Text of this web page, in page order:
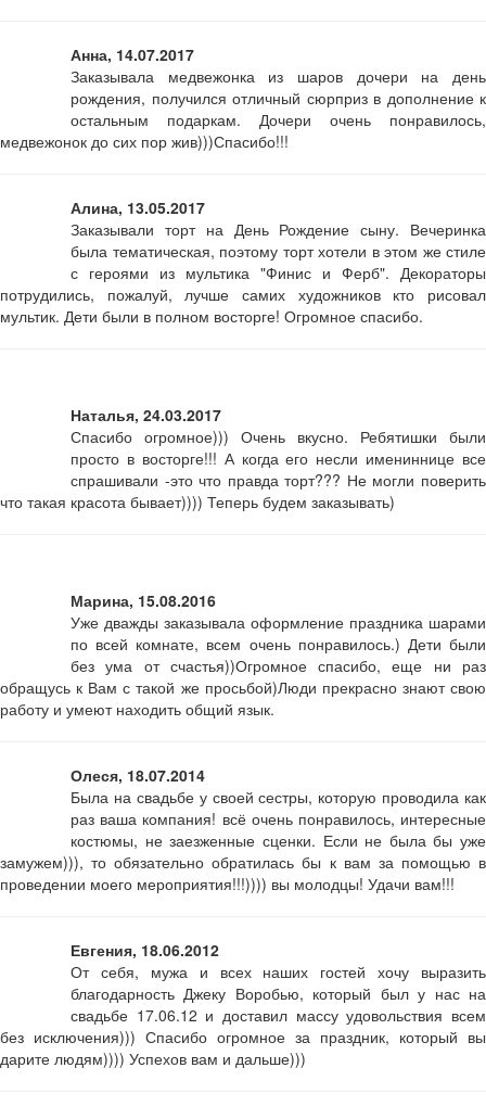
Анна, 14.07.2017
Заказывала медвежонка из шаров дочери на день
рождения, получился отличный сюрприз в дополнение к
остальным подаркам. Дочери очень понравилось,
медвежонок до сих пор жив)))Спасибо!!!
Алина, 13.05.2017
Заказывали торт на День Рождение сыну. Вечеринка
была тематическая, поэтому торт хотели в этом же стиле
с героями из мультика "Финис и Ферб". Декораторы
потрудились, пожалуй, лучше самих художников кто рисовал
мультик. Дети были в полном восторге! Огромное спасибо.
Наталья, 24.03.2017
Спасибо огромное))) Очень вкусно. Ребятишки были
просто в восторге!!! А когда его несли имениннице все
спрашивали -это что правда торт??? Не могли поверить
что такая красота бывает)))) Теперь будем заказывать)
Марина, 15.08.2016
Уже дважды заказывала оформление праздника шарами
по всей комнате, всем очень понравилось.) Дети были
без ума от счастья))Огромное спасибо, еще ни раз
обращусь к Вам с такой же просьбой)Люди прекрасно знают свою
работу и умеют находить общий язык.
Олеся, 18.07.2014
Была на свадьбе у своей сестры, которую проводила как
раз ваша компания! всё очень понравилось, интересные
костюмы, не заезженные сценки. Если не была бы уже
замужем))), то обязательно обратилась бы к вам за помощью в
проведении моего мероприятия!!!)))) вы молодцы! Удачи вам!!!
Евгения, 18.06.2012
От себя, мужа и всех наших гостей хочу выразить
благодарность Джеку Воробью, который был у нас на
свадьбе 17.06.12 и доставил массу удовольствия всем
без исключения))) Спасибо огромное за праздник, который вы
дарите людям)))) Успехов вам и дальше)))